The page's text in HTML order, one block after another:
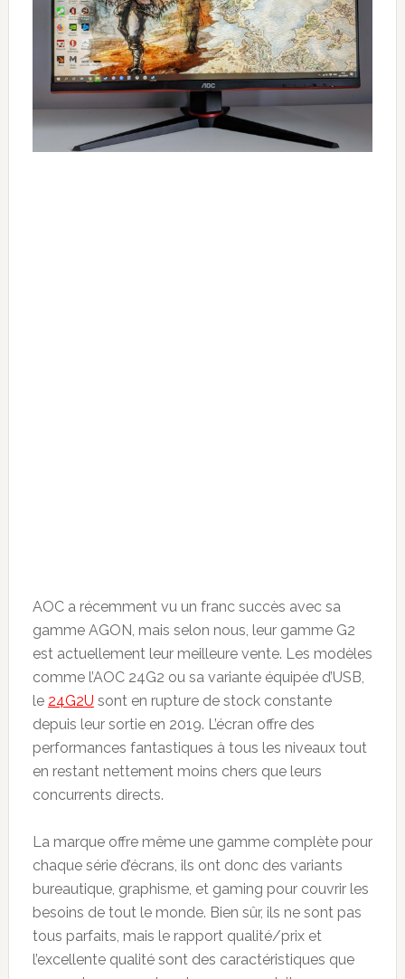
AOC a récemment vu un franc succès avec sa
gamme AGON, mais selon nous, leur gamme G2
est actuellement leur meilleure vente. Les modèles
comme l’AOC 24G2 ou sa variante équipée d’USB,
le 24G2U sont en rupture de stock constante
depuis leur sortie en 2019. L’écran offre des
performances fantastiques à tous les niveaux tout
en restant nettement moins chers que leurs
concurrents directs.
La marque offre même une gamme complète pour
chaque série d’écrans, ils ont donc des variants
bureautique, graphisme, et gaming pour couvrir les
besoins de tout le monde. Bien sûr, ils ne sont pas
tous parfaits, mais le rapport qualité/prix et
l’excellente qualité sont des caractéristiques que